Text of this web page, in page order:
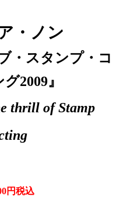
・ノン
・スタンプ・コ
2009』
thrill of Stamp
円税込